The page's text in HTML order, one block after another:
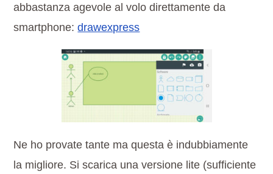
abbastanza agevole al volo direttamente da
smartphone:drawexpress
Ne ho provate tante ma questa è indubbiamente
la migliore. Si scarica una versione lite (sufficiente